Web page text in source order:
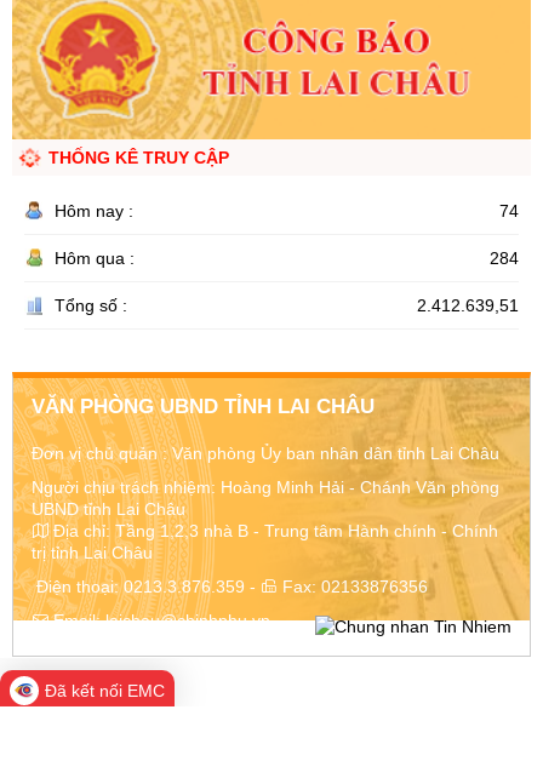
THỐNG KÊ TRUY CẬP
Hôm nay : 74
Hôm qua : 284
Tổng số : 2.412.639,51
VĂN PHÒNG UBND TỈNH LAI CHÂU
Đơn vị chủ quản :Văn phòng Ủy ban nhân dân tỉnh Lai Châu
Người chịu trách nhiệm: Hoàng Minh Hải - Chánh Văn phòng
UBND tỉnh Lai Châu
Địa chỉ: Tầng 1,2,3 nhà B - Trung tâm Hành chính - Chính
trị tỉnh Lai Châu
Điện thoại:0213.3.876.359 - Fax: 02133876356
Email:laichau@chinhphu.vn
Đã kết nối EMC